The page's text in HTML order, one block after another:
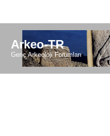
Arkeo-TR
Genç Arkeoloji Forumları